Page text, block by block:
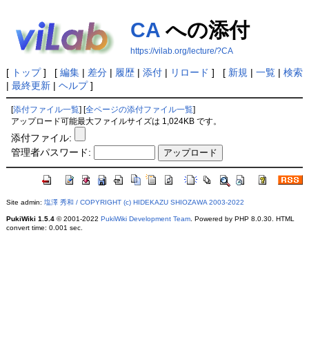
CAへの添付
https://vilab.org/lecture/?CA
[ トップ] [ 編集| 差分| 履歴| 添付| リロード ] [ 新規 | 一覧| 検索
| 最終更新| ヘルプ]
[添付ファイル一覧 ] [全ページの添付ファイル一覧
アップロード可能最大ファイルサイズは 1,024KB です。
添付ファイル:
管理者パスワード:
Site admin: 塩澤 秀和 / COPYRIGHT (c) HIDEKAZU SHIOZAWA 2003-2022
PukiWiki 1.5.4© 2001-2022 PukiWiki Development Team. Powered by PHP 8.0.30. HTML
convert time: 0.001 sec.